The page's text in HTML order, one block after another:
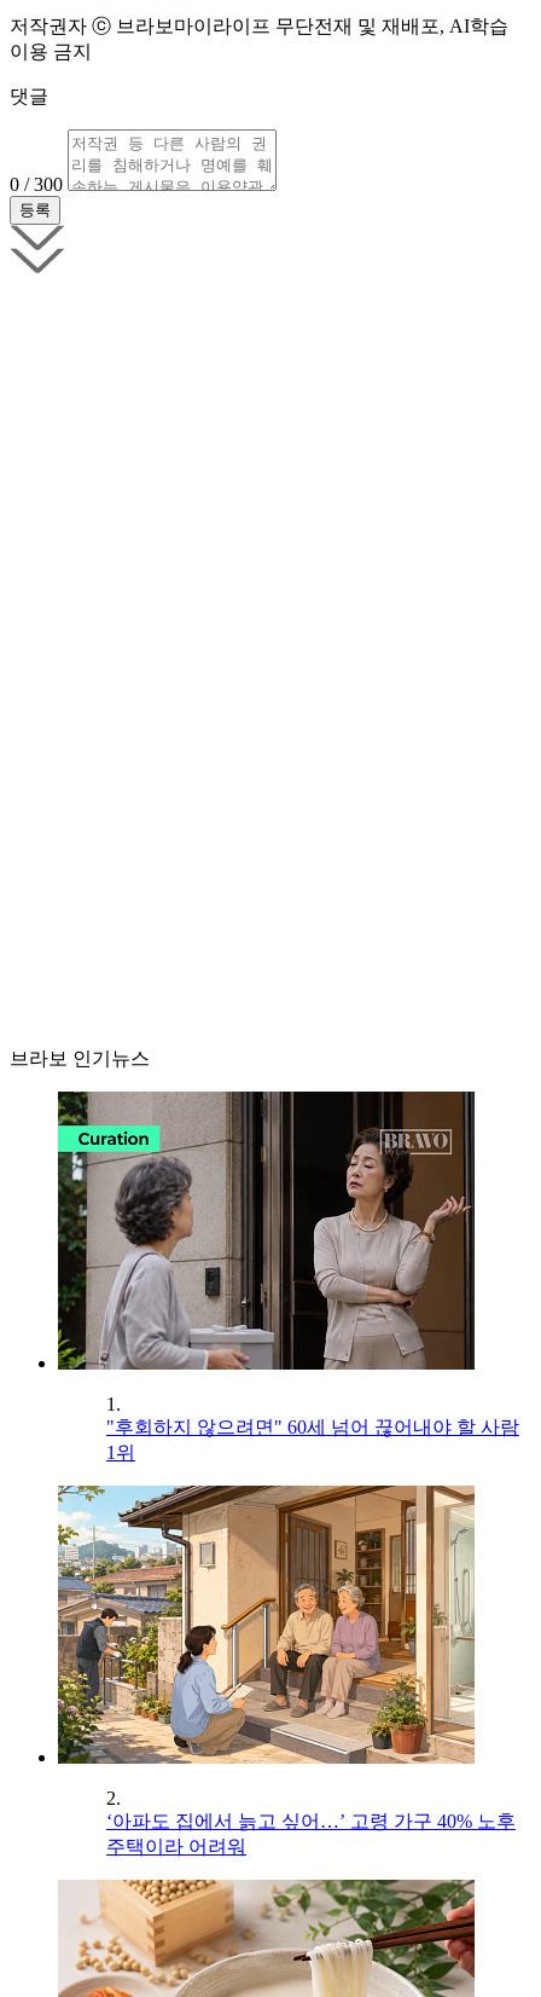
저작권자 ⓒ 브라보마이라이프 무단전재 및 재배포, AI학습
이용 금지
댓글
0 / 300
브라보 인기뉴스
1.
"후회하지 않으려면" 60세 넘어 끊어내야 할 사람
1위
2.
‘아파도 집에서 늙고 싶어…’ 고령 가구 40% 노후
주택이라 어려워